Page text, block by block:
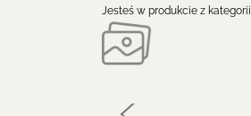
Jesteś w produkcie z